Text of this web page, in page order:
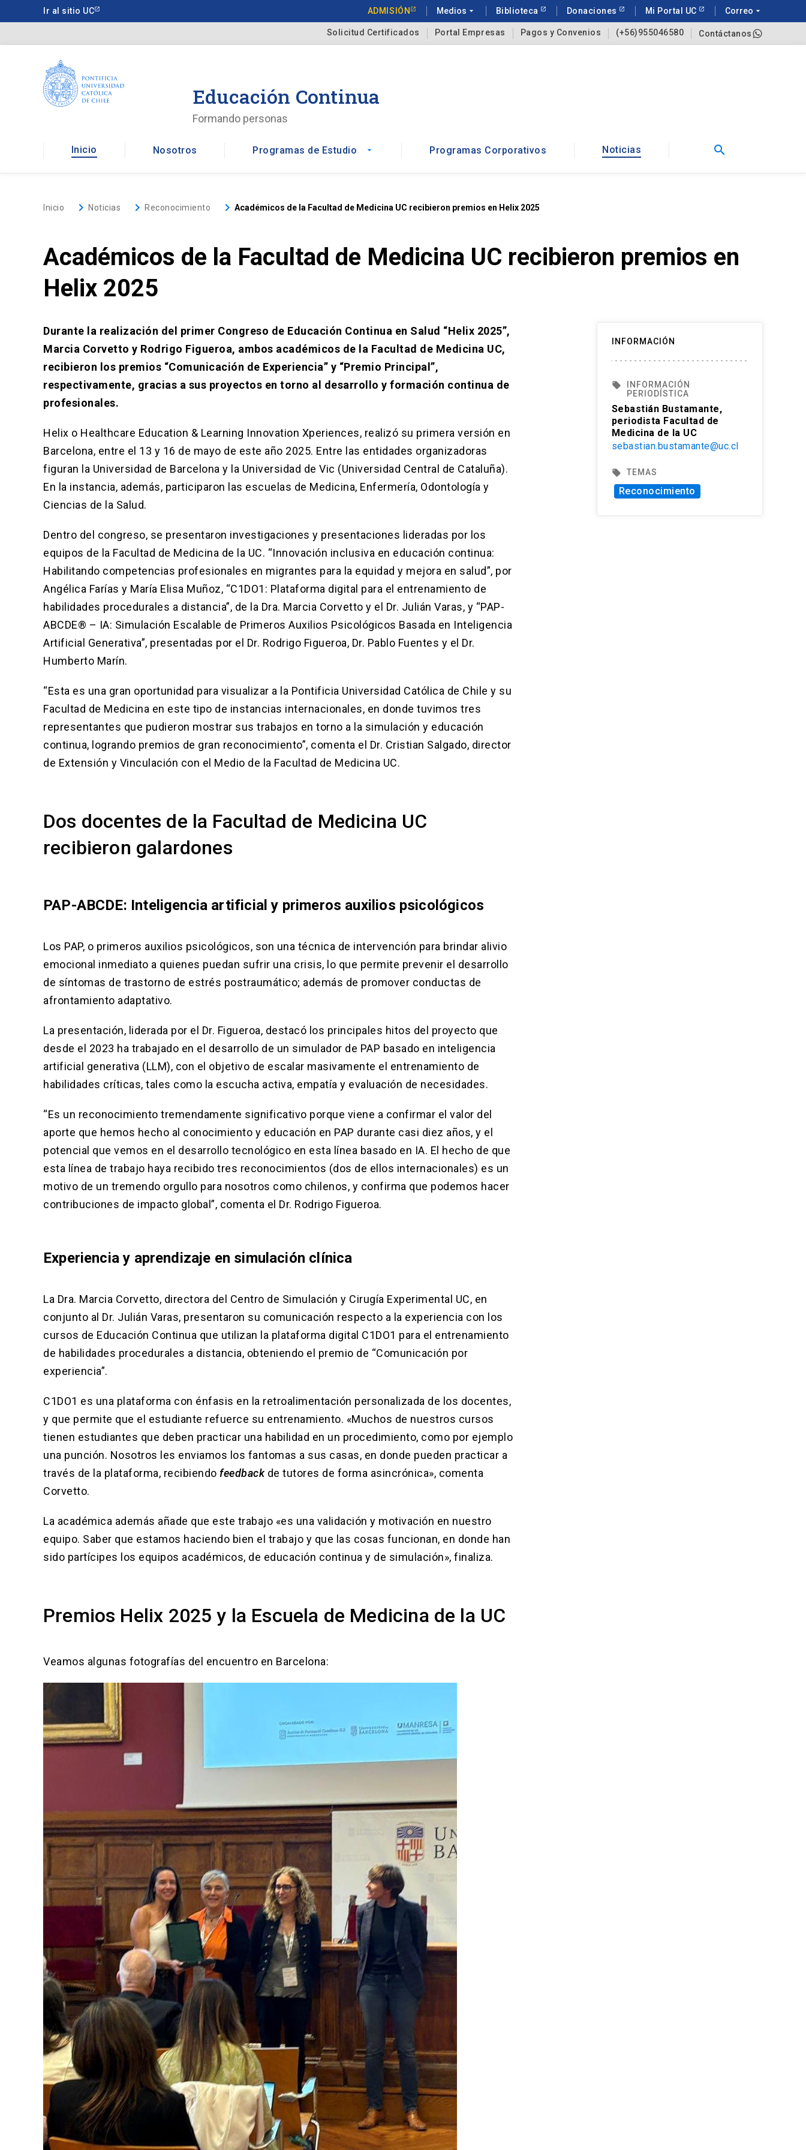
a
Ir al sitio UC ADMISIÓN Medios arrow_drop_down Biblioteca Donaciones Mi Portal UC Correo arrow_drop_down
Solicitud Certificados Portal Empresas Pagos y Convenios (+56)955046580 Contáctanos
Educación Continua
Formando personas
Inicio Nosotros Programas de Estudio arrow_drop_down Programas Corporativos Noticias search
Inicio keyboard_arrow_rightNoticias keyboard_arrow_rightReconocimiento keyboard_arrow_rightAcadémicos de la Facultad de Medicina UC recibieron premios en Helix 2025
Académicos de la Facultad de Medicina UC recibieron premios en
Helix 2025
Durante la realización del primer Congreso de Educación Continua en Salud “Helix 2025”,
Marcia Corvetto y Rodrigo Figueroa, ambos académicos de la Facultad de Medicina UC,
recibieron los premios “Comunicación de Experiencia” y “Premio Principal”,
respectivamente, gracias a sus proyectos en torno al desarrollo y formación continua de
profesionales.
Helix o Healthcare Education & Learning Innovation Xperiences, realizó su primera versión en
Barcelona, entre el 13 y 16 de mayo de este año 2025. Entre las entidades organizadoras
figuran la Universidad de Barcelona y la Universidad de Vic (Universidad Central de Cataluña).
En la instancia, además, participaron las escuelas de Medicina, Enfermería, Odontología y
Ciencias de la Salud.
Dentro del congreso, se presentaron investigaciones y presentaciones lideradas por los
equipos de la Facultad de Medicina de la UC. “Innovación inclusiva en educación continua:
Habilitando competencias profesionales en migrantes para la equidad y mejora en salud”, por
Angélica Farías y María Elisa Muñoz, “C1DO1: Plataforma digital para el entrenamiento de
habilidades procedurales a distancia”, de la Dra. Marcia Corvetto y el Dr. Julián Varas, y “PAP-
ABCDE® – IA: Simulación Escalable de Primeros Auxilios Psicológicos Basada en Inteligencia
Artificial Generativa”, presentadas por el Dr. Rodrigo Figueroa, Dr. Pablo Fuentes y el Dr.
Humberto Marín.
“Esta es una gran oportunidad para visualizar a la Pontificia Universidad Católica de Chile y su
Facultad de Medicina en este tipo de instancias internacionales, en donde tuvimos tres
representantes que pudieron mostrar sus trabajos en torno a la simulación y educación
continua, logrando premios de gran reconocimiento”, comenta el Dr. Cristian Salgado, director
de Extensión y Vinculación con el Medio de la Facultad de Medicina UC.
Dos docentes de la Facultad de Medicina UC
recibieron galardones
PAP-ABCDE: Inteligencia artificial y primeros auxilios psicológicos
Los PAP, o primeros auxilios psicológicos, son una técnica de intervención para brindar alivio
emocional inmediato a quienes puedan sufrir una crisis, lo que permite prevenir el desarrollo
de síntomas de trastorno de estrés postraumático; además de promover conductas de
afrontamiento adaptativo.
La presentación, liderada por el Dr. Figueroa, destacó los principales hitos del proyecto que
desde el 2023 ha trabajado en el desarrollo de un simulador de PAP basado en inteligencia
artificial generativa (LLM), con el objetivo de escalar masivamente el entrenamiento de
habilidades críticas, tales como la escucha activa, empatía y evaluación de necesidades.
“Es un reconocimiento tremendamente significativo porque viene a confirmar el valor del
aporte que hemos hecho al conocimiento y educación en PAP durante casi diez años, y el
potencial que vemos en el desarrollo tecnológico en esta línea basado en IA. El hecho de que
esta línea de trabajo haya recibido tres reconocimientos (dos de ellos internacionales) es un
motivo de un tremendo orgullo para nosotros como chilenos, y confirma que podemos hacer
contribuciones de impacto global”, comenta el Dr. Rodrigo Figueroa.
Experiencia y aprendizaje en simulación clínica
La Dra. Marcia Corvetto, directora del Centro de Simulación y Cirugía Experimental UC, en
conjunto al Dr. Julián Varas, presentaron su comunicación respecto a la experiencia con los
cursos de Educación Continua que utilizan la plataforma digital C1DO1 para el entrenamiento
de habilidades procedurales a distancia, obteniendo el premio de “Comunicación por
experiencia”.
C1DO1 es una plataforma con énfasis en la retroalimentación personalizada de los docentes,
y que permite que el estudiante refuerce su entrenamiento. «Muchos de nuestros cursos
tienen estudiantes que deben practicar una habilidad en un procedimiento, como por ejemplo
una punción. Nosotros les enviamos los fantomas a sus casas, en donde pueden practicar a
través de la plataforma, recibiendo feedbackde tutores de forma asincrónica», comenta
Corvetto.
La académica además añade que este trabajo «es una validación y motivación en nuestro
equipo. Saber que estamos haciendo bien el trabajo y que las cosas funcionan, en donde han
sido partícipes los equipos académicos, de educación continua y de simulación», finaliza.
Premios Helix 2025 y la Escuela de Medicina de la UC
Veamos algunas fotografías del encuentro en Barcelona:
INFORMACIÓN
local_offer
INFORMACIÓN
PERIODÍSTICA
Sebastián Bustamante,
periodista Facultad de
Medicina de la UC
sebastian.bustamante@uc.cl
local_offer TEMAS
Reconocimiento